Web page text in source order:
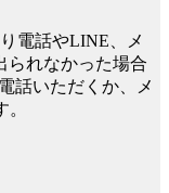
電話やLINE、メ
られなかった場合
話いただくか、メ